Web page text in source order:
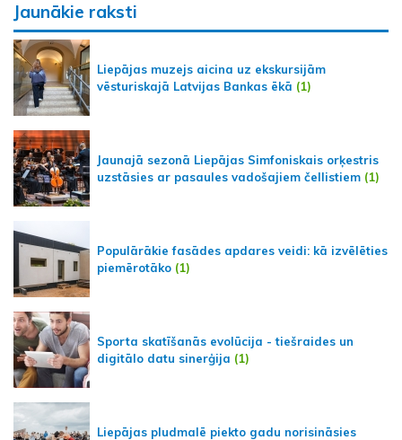
Jaunākie raksti
Liepājas muzejs aicina uz ekskursijām
vēsturiskajā Latvijas Bankas ēkā (1)
Jaunajā sezonā Liepājas Simfoniskais orķestris
uzstāsies ar pasaules vadošajiem čellistiem (1)
Populārākie fasādes apdares veidi: kā izvēlēties
piemērotāko (1)
Sporta skatīšanās evolūcija - tiešraides un
digitālo datu sinerģija (1)
Liepājas pludmalē piekto gadu norisināsies